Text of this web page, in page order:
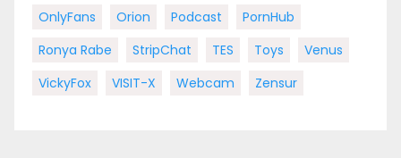
OnlyFans
Orion Podcast
PornHub
Ronya Rabe
StripChat TES Toys
Venus
VickyFox
VISIT-X Webcam Zensur